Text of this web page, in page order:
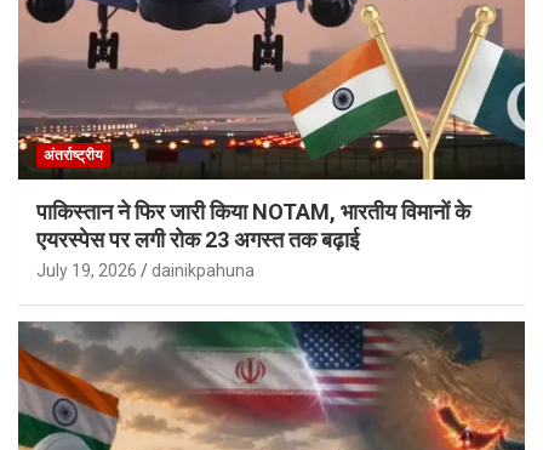
अंतर्राष्ट्रीय
पाकिस्तान ने फिर जारी किया NOTAM, भारतीय विमानों के
एयरस्पेस पर लगी रोक 23 अगस्त तक बढ़ाई
July 19, 2026 dainikpahuna